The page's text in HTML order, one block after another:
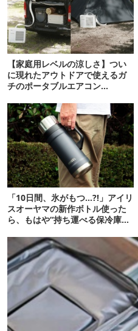
【家庭用レベルの涼しさ】つい
に現れたアウトドアで使えるガ
チのポータブルエアコン
「10日間、氷がもつ…?!」アイリ
スオーヤマの新作ボトル使った
ら、もはや“持ち運べる保冷庫